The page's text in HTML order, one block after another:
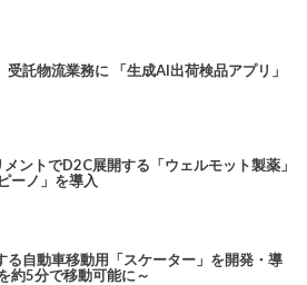
託物流業務に 「生成AI出荷検品アプリ」
ントでD2C展開する「ウェルモット製薬」
ーノ」を導入
る自動車移動用「スケーター」を開発・導
約5分で移動可能に～